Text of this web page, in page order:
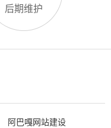
后期维护
阿巴嘎网站建设